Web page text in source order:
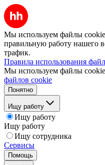
Мы используем файлы
правильную работу нашего
трафик.
Правила использования
Мы используем файлы
файлов cookie
Понятно
Ищу работу
Ищу работу
Ищу работу
Ищу сотрудника
Сервисы
Помощь